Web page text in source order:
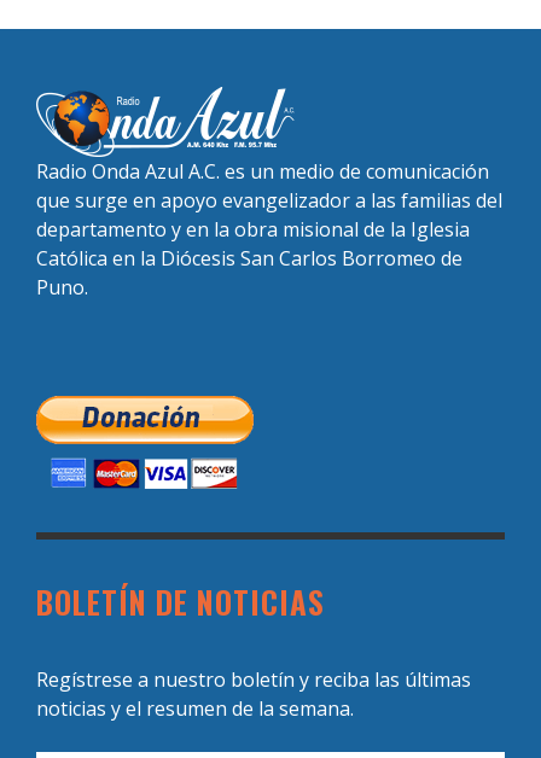
Radio Onda Azul A.C. es un medio de comunicación
que surge en apoyo evangelizador a las familias del
departamento y en la obra misional de la Iglesia
Católica en la Diócesis San Carlos Borromeo de
Puno.
BOLETÍN DE NOTICIAS
Regístrese a nuestro boletín y reciba las últimas
noticias y el resumen de la semana.